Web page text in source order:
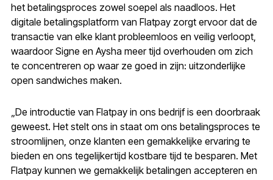
het betalingsproces zowel soepel als naadloos. Het
digitale betalingsplatform van Flatpay zorgt ervoor dat de
transactie van elke klant probleemloos en veilig verloopt,
waardoor Signe en Aysha meer tijd overhouden om zich
te concentreren op waar ze goed in zijn: uitzonderlijke
open sandwiches maken.
„De introductie van Flatpay in ons bedrijf is een doorbraak
geweest. Het stelt ons in staat om ons betalingsproces te
stroomlijnen, onze klanten een gemakkelijke ervaring te
bieden en ons tegelijkertijd kostbare tijd te besparen. Met
Flatpay kunnen we gemakkelijk betalingen accepteren en